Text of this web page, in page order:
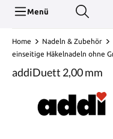
Menü
Home Nadeln & Zubehör
einseitige Häkelnadeln ohne
addiDuett 2,00 mm